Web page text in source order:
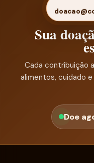
Sua
Cada contribuição
alimentos, cuidado
Doe